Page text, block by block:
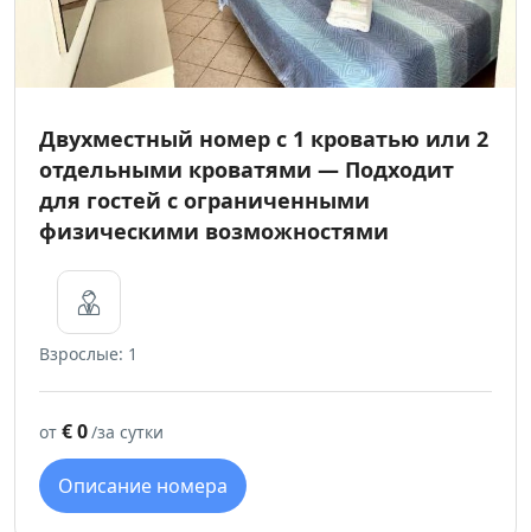
Двухместный номер с 1 кроватью или 2
отдельными кроватями — Подходит
для гостей с ограниченными
физическими возможностями
Взрослые: 1
от € 0/за сутки
Описание номера